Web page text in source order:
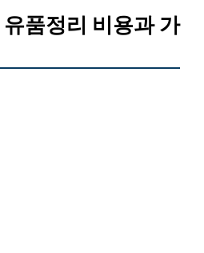
품정리 비용과 가